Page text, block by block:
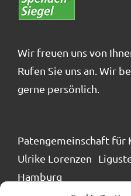
Wir freuen uns von
Rufen Sie uns an. Wir
gerne persönlich.
Patengemeinschaft für
Ulrike Lorenzen
Hamburg